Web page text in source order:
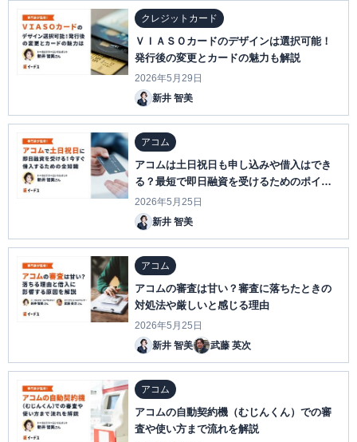
クレジットカード
ＶＩＡＳＯカードのデザインは選択可能！
発行後の変更とカードの魅力も解説
2026年5月29日
新井 智美
アコム
アコムは土日祝日も申し込みや借入はでき
る？最短で即日融資を受けるためのポイン
トを解説
2026年5月25日
新井 智美
アコム
アコムの審査は甘い？審査に落ちたときの
対処法や厳しいと感じる理由
2026年5月25日
新井 智美
武藤 英次
アコム
アコムの自動契約機（むじんくん）での審
査や使い方まで流れを解説